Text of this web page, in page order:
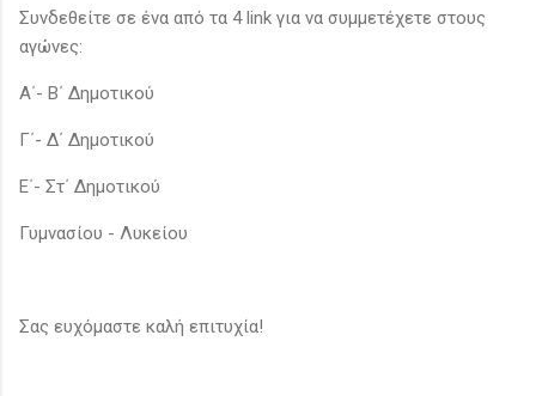
Συνδεθείτε σε ένα από τα 4 link για να συμμετέχετε στους
αγώνες:
Α΄- Β΄ Δημοτικού
Γ΄- Δ΄ Δημοτικού
Ε΄- Στ΄ Δημοτικού
Γυμνασίου - Λυκείου
Σας ευχόμαστε καλή επιτυχία!